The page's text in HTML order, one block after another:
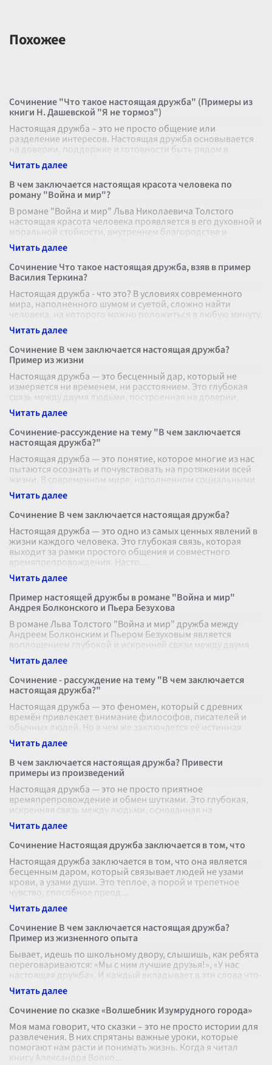
Похожее
Сочинение "Что такое настоящая дружба" (Примеры из
книги Н. Дашевской "Я не тормоз")
Настоящая дружба – это не просто общение или
разделение интересов. Настоящая дружба основывается
на доверии, поддержке и готовности быть рядом в
сложные моменты. Книга Н. Дашевской
В чем заключается настоящая красота человека по
роману "Война и мир"?
В романе "Война и мир" Льва Николаевича Толстого
настоящая красота человека проявляется в его духовной и
моральной стойкости, внутреннем благородстве и
душевной чистоте. Толстой ма
Сочинение Что такое настоящая дружба, взяв в пример
Василия Теркина?
Настоящая дружба - что это? В условиях современного
мира, наполненного шумом и суетой, сложно найти
человека, на которого можно положиться в любую минуту,
с кем хочется делить радо
Сочинение В чем заключается настоящая дружба?
Пример из жизни
Настоящая дружба — это бесценный дар, который не
измеряется ни временем, ни расстоянием. Это глубокая
связь между двумя людьми, построенная на доверии,
искренности и взаимопомощи.
Сочинение-рассуждение на тему "В чем заключается
настоящая дружба?"
Настоящая дружба — это понятие, которое многие из нас
пытаются осознать и почувствовать на протяжении всей
жизни. В современном мире, наполненном социальными
сетями и быстрыми обме
Сочинение В чем заключается настоящая дружба?
Настоящая дружба — это одно из самых ценных явлений в
жизни каждого человека. Это глубокая связь, которая
выходит за рамки простого общения и совместного
времяпрепровождения. Насто
Пример настоящей дружбы в романе "Война и мир"
Андрея Болконского и Пьера Безухова
В романе Льва Толстого "Война и мир" дружба между
Андреем Болконским и Пьером Безуховым является
воплощением глубокой и искренней связи между двумя
людьми, чьи жизненные пути перес
Сочинение - рассуждение на тему "В чем заключается
настоящая дружба?"
Настоящая дружба — это феномен, который с древних
времён привлекает внимание философов, писателей и
обычных людей. Но в чем же заключается её истинная
природа? Для понимания этого
В чем заключается настоящая дружба? Привести
примеры из произведений
Настоящая дружба — это не просто приятное
времяпрепровождение и обмен шутками. Это глубокая,
искренняя связь между людьми, основанная на
взаимопонимании, поддержке и доверии. В лит
Сочинение Настоящая дружба заключается в том, что
Настоящая дружба заключается в том, что она является
бесценным даром, который связывает людей не узами
крови, а узами души. Это теплое, а порой и трепетное
чувство, способное преод
Сочинение В чем заключается настоящая дружба?
Пример из жизненного опыта
Бывает, идешь по школьному двору, слышишь, как ребята
переговариваются: «Мы с ним лучшие друзья!», «У нас
настоящая дружба». И каждый вкладывает в эти слова что-
то свое. Для кого-т
Сочинение по сказке «Волшебник Изумрудного города»
Моя мама говорит, что сказки – это не просто истории для
развлечения. В них спрятаны важные уроки, которые
помогают нам расти и понимать жизнь. Когда я читал
книгу Александра Волко